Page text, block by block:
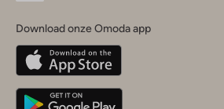
Belgique(Français)
Deutschland
Download onze Omoda app